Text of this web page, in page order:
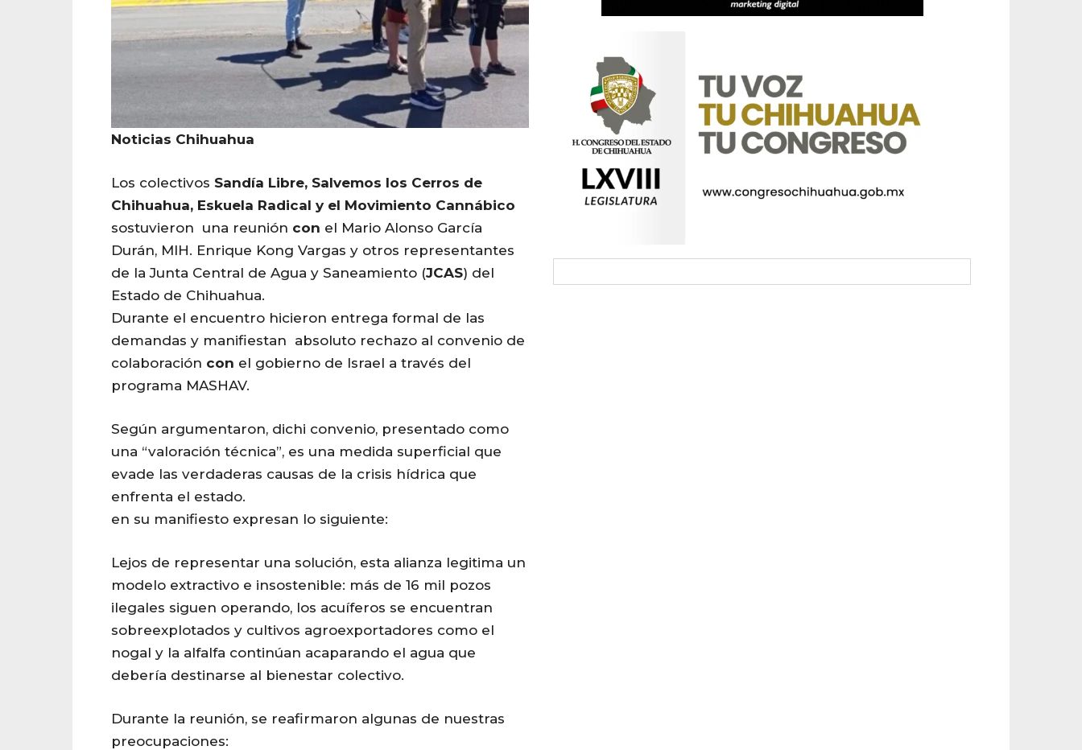
Noticias Chihuahua
Los colectivos Sandía Libre, Salvemos los Cerros de
Chihuahua, Eskuela Radical y el Movimiento Cannábico
sostuvieron una reunión con el Mario Alonso García
Durán, MIH. Enrique Kong Vargas y otros representantes
de la Junta Central de Agua y Saneamiento (JCAS) del
Estado de Chihuahua.
Durante el encuentro hicieron entrega formal de las
demandas y manifiestan absoluto rechazo al convenio de
colaboración con el gobierno de Israel a través del
programa MASHAV.
Según argumentaron, dichi convenio, presentado como
una “valoración técnica”, es una medida superficial que
evade las verdaderas causas de la crisis hídrica que
enfrenta el estado.
en su manifiesto expresan lo siguiente:
Lejos de representar una solución, esta alianza legitima un
modelo extractivo e insostenible: más de 16 mil pozos
ilegales siguen operando, los acuíferos se encuentran
sobreexplotados y cultivos agroexportadores como el
nogal y la alfalfa continúan acaparando el agua que
debería destinarse al bienestar colectivo.
Durante la reunión, se reafirmaron algunas de nuestras
preocupaciones: